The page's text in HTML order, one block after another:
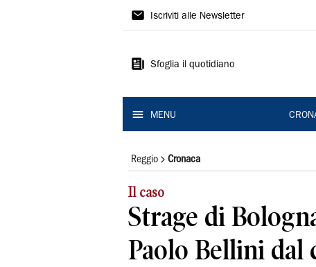
Gazzetta
Reggio
Iscriviti alle Newsletter
Sfoglia il quotidiano
MENU
Reggio Cronaca
Il caso
Strage di
Paolo Bellini dal